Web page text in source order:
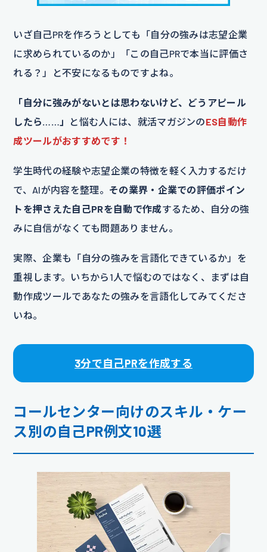
いざ自己PRを作ろうとしても「自分の強みは志望企業
に求められているのか」「この自己PRで本当に評価さ
れる？」と不安になるものですよね。
「自分に強みがないとは思わないけど、どうアピール
したら……」
と悩む人には、就活マガジンのES自動作
成ツールがおすすめです！
学生時代の経験や志望企業の特徴を軽く入力するだけ
で、AIが内容を整理。 その業界・企業での評価ポイン
トを押さえた自己PRを自動で作成するため、自分の強
みに自信がなくても問題ありません。
実際、企業も「自分の強みを言語化できているか」を
重視します。いちから1人で悩むのではなく、まずは自
動作成ツールであなたの強みを言語化してみてくださ
いね。
3分で自己PRを作成する
コールセンター向けのスキル・ケー
ス別の自己PR例文10選